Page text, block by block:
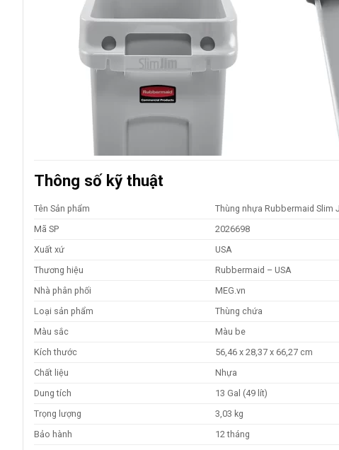
Thông số kỹ thuật
Tên Sản phẩm
Thùng nhựa Rubbermaid Slim
Mã SP
2026698
Xuất xứ
USA
Thương hiệu
Rubbermaid – USA
Nhà phân phối
MEG.vn
Loại sản phẩm
Thùng chứa
Màu sắc
Màu be
Kích thước
56,46 x 28,37 x 66,27 cm
Chất liệu
Nhựa
Dung tích
13 Gal (49 lít)
Trọng lượng
3,03 kg
Bảo hành
12 tháng